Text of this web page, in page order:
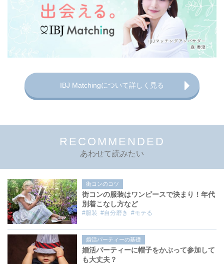
IBJ Matchingについて詳しく見る
RECOMMENDED
あわせて読みたい
街コンのコツ
街コンの服装はワンピースで決まり！年代
別着こなし方など
#服装 #自分磨き #モテる
婚活パーティーの基礎
婚活パーティーに帽子をかぶって参加して
も大丈夫？